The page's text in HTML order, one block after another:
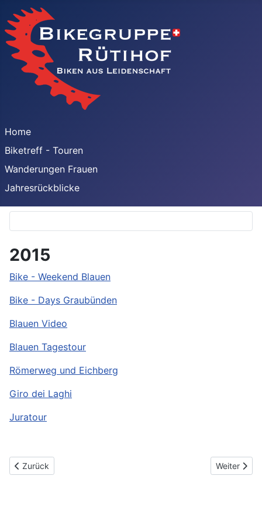
Home
Biketreff - Touren
Wanderungen Frauen
Jahresrückblicke
2015
Bike - Weekend Blauen
Bike - Days Graubünden
Blauen Video
Blauen Tagestour
Römerweg und Eichberg
Giro dei Laghi
Juratour
Vorheriger Beitrag: 2016
Zurück Nächster
Weiter